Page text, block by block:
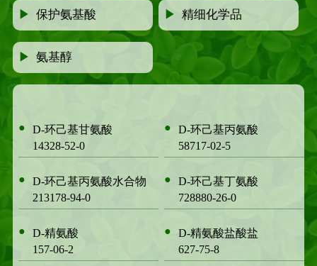
▶保护氨基酸 ▶精细化学品
▶氨基醇
●
D-环己基甘氨酸
14328-52-0
●
D-环己基丙氨酸
58717-02-5
●
D-环己基丙氨酸水合物
213178-94-0
●
D-环己基丁氨酸
728880-26-0
●
D-精氨酸
157-06-2
●
D-精氨酸盐酸盐
627-75-8